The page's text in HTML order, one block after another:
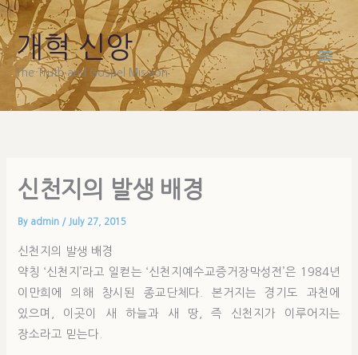
Skip
to
content
개혁 신앙
The Truth and Gospel Mission
신천지의 발생 배경
By admin / July 27, 2015
신천지의 발생 배경
약칭 ‘신천지’라고 일컫는 ‘신천지예수교증거장막성전’은 1984년
이만희에 의해 창시된 종교단체다. 본거지는 경기도 과천에
있으며, 이곳이 새 하늘과 새 땅, 즉 신천지가 이루어지는
장소라고 믿는다.